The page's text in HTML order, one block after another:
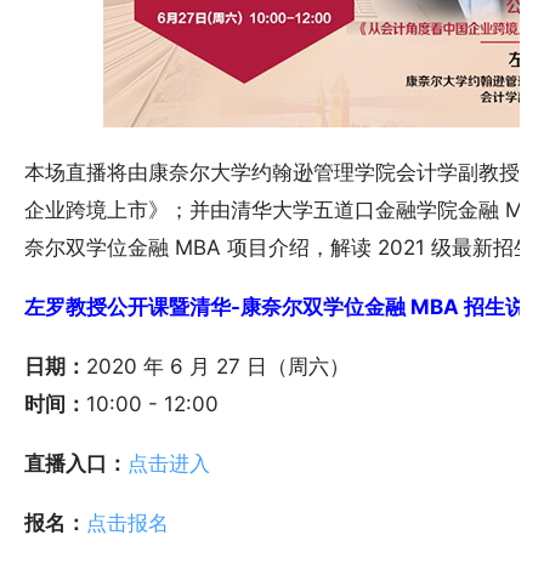
本场直播将由康奈尔大学约翰逊管理学院会计学副教授
企业跨境上市》；并由清华大学五道口金融学院金融
奈尔双学位金融 MBA 项目介绍，解读 2021 级最新招生
左罗教授公开课暨清华-康奈尔双学位金融 MBA 招生说
日期： 2020 年 6 月 27 日（周六）
时间： 10:00 - 12:00
直播入口： 点击进入
报名： 点击报名